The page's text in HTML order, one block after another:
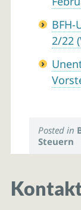
BFH-
2/22
Posted in
Steuern